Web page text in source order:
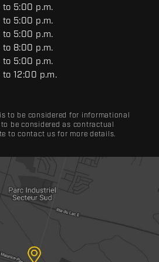
to 5:00 p.m.
to 5:00 p.m.
to 5:00 p.m.
to 8:00 p.m.
to 5:00 p.m.
12:00 p.m.
to be considered for informational
be considered as contractual
to contact us for more details.